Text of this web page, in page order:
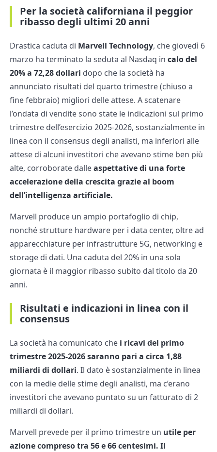
Per la società californiana il peggior
ribasso degli ultimi 20 anni
Drastica caduta di Marvell Technology, che giovedì 6
marzo ha terminato la seduta al Nasdaq in calo del
20% a 72,28 dollari dopo che la società ha
annunciato risultati del quarto trimestre (chiuso a
fine febbraio) migliori delle attese. A scatenare
l’ondata di vendite sono state le indicazioni sul primo
trimestre dell’esercizio 2025-2026, sostanzialmente in
linea con il consensus degli analisti, ma inferiori alle
attese di alcuni investitori che avevano stime ben più
alte, corroborate dalleaspettative di una forte
accelerazione della crescita grazie al boom
dell’intelligenza artificiale.
Marvell produce un ampio portafoglio di chip,
nonché strutture hardware per i data center, oltre ad
apparecchiature per infrastrutture 5G, networking e
storage di dati. Una caduta del 20% in una sola
giornata è il maggior ribasso subito dal titolo da 20
anni.
Risultati e indicazioni in linea con il
consensus
La società ha comunicato che i ricavi del primo
trimestre 2025-2026 saranno pari a circa 1,88
miliardi di dollari. Il dato è sostanzialmente in linea
con la medie delle stime degli analisti, ma c’erano
investitori che avevano puntato su un fatturato di 2
miliardi di dollari.
Marvell prevede per il primo trimestre un utile per
azione compreso tra 56 e 66 centesimi. Il